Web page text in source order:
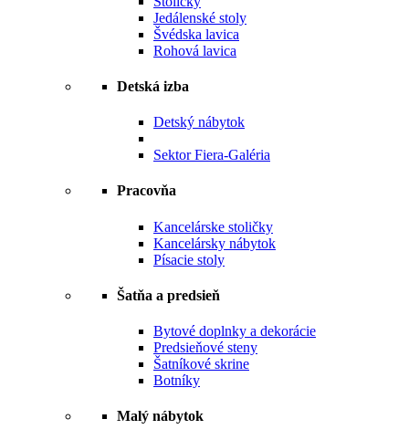
Jedálenské stoly
Švédska lavica
Rohová lavica
Detská izba
Detský nábytok
Sektor Fiera-Galéria
Pracovňa
Kancelárske stoličky
Kancelársky nábytok
Písacie stoly
Šatňa a predsieň
Bytové doplnky a dekorácie
Predsieňové steny
Šatníkové skrine
Botníky
Malý nábytok